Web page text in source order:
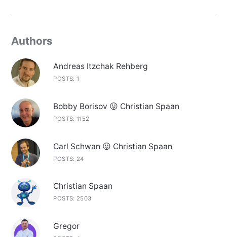
Authors
Andreas Itzchak Rehberg
POSTS: 1
Bobby Borisov 😛 Christian Spaan
POSTS: 1152
Carl Schwan 😛 Christian Spaan
POSTS: 24
Christian Spaan
POSTS: 2503
Gregor